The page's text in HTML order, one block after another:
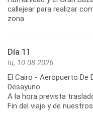
callejear para realizar
zona.
Día 11
lu, 10.08.2026
El Cairo - Aeropuerto De
Desayuno.
A la hora prevista
Fin del viaje y de